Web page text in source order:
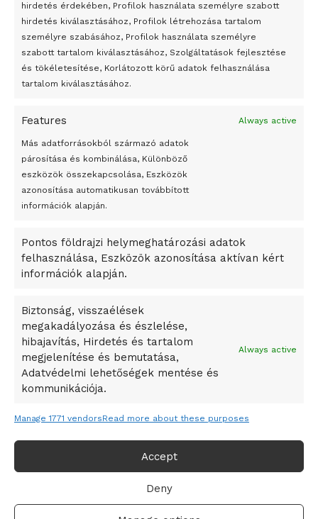
hirdetés érdekében, Profilok használata személyre szabott
hirdetés kiválasztásához, Profilok létrehozása tartalom
személyre szabásához, Profilok használata személyre
szabott tartalom kiválasztásához, Szolgáltatások fejlesztése
és tökéletesítése, Korlátozott körű adatok felhasználása
tartalom kiválasztásához.
Features Always active
Más adatforrásokból származó adatok
párosítása és kombinálása, Különböző
eszközök összekapcsolása, Eszközök
azonosítása automatikusan továbbított
információk alapján.
Pontos földrajzi helymeghatározási adatok
felhasználása, Eszközök azonosítása aktívan kért
információk alapján.
Biztonság, visszaélések
megakadályozása és észlelése,
hibajavítás, Hirdetés és tartalom
megjelenítése és bemutatása,
Adatvédelmi lehetőségek mentése és
kommunikációja.
Always active
Manage 1771 vendorsRead more about these purposes
Accept
Deny
Egy vagyonért adták el Banksy művét miután elégették.
Az 1950-ben elhunyt alkotók művei szabadon
felhasználhatóvá válnak
Peking – A visegrádi országok zsidó kulturális örökségét
bemutató fotókiállítás nyílt
Megveszi az osztrák Wienerberger az amerikai Meridian
Bricket
A Startup Campus egyetemi programjainak legjobbjai az
A Ringo Starr új albummal jelentkezik
A Vajdasági Magyar Szövetség államtitkárait kinevezték
Dzsingisz kán hódító hadjárata okozta
Kuramagomedov ötödik, Muszukajev elődöntős – Birkózó
világkupa
Adatvédelmi irányelvek